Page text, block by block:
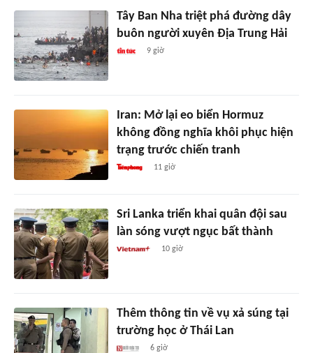
Tây Ban Nha triệt phá đường dây
buôn người xuyên Địa Trung Hải
9 giờ
Iran: Mở lại eo biển Hormuz
không đồng nghĩa khôi phục hiện
trạng trước chiến tranh
11 giờ
Sri Lanka triển khai quân đội sau
làn sóng vượt ngục bất thành
10 giờ
Thêm thông tin về vụ xả súng tại
trường học ở Thái Lan
6 giờ